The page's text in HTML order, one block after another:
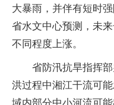
大暴雨，并伴有短时
省水文中心预测，未
不同程度上涨。
省防汛抗旱指挥
洪过程中湘江干流可